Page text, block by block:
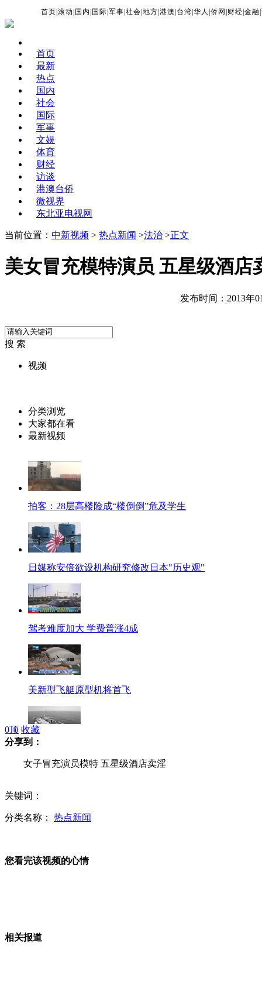
首页 |滚动 国内 国际 |军事 |社会 |地方 |港澳 台湾 |华人 |侨网 财经 |金融 |
首页
最新
热点
国内
社会
国际
军事
文娱
体育
财经
访谈
港澳台侨
微视界
东北亚电视网
当前位置： 中新视频 > 热点新闻 >法治 >正文
美女冒充模特演员 五星级酒店
发布时间：2013年
搜 索
视频
分类浏览
大家都在看
最新视频
拍客：28层高楼险成“楼倒倒”危及学生
日媒称安倍欲设机构研究修改日本"历史观"
驾考难度加大 学费普涨4成
美新型飞艇原型机将首飞
苯胺污染水源 长治市长哽咽道歉
0顶 收藏
分享到：
女子冒充演员模特 五星级酒店卖淫
关键词：
分类名称： 热点新闻
您看完该视频的心情
相关报道